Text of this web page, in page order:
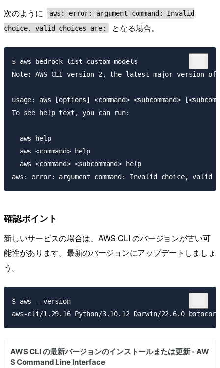
次のように
aws: error: argument command: Invalid
choice, valid choices are:
となる場合。
$ aws bedrock list-custom-models
Note: AWS CLI version 2, the latest major version
usage: aws [options] <command> <subcommand>
To see help text, you can run:
  aws help
  aws <command> help
  aws <command> <subcommand> help
確認ポイント
新しいサービスの場合は、AWS CLI のバージョンが古い可
能性があります。最新のバージョンにアップデートしましょ
う。
$ aws --version